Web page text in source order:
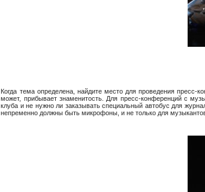
Когда тема определена, найдите место для проведения пресс-
может, прибывает знаменитость. Для пресс-конференций с
клуба и не нужно ли заказывать специальный автобус для
непременно должны быть микрофоны, и не только для